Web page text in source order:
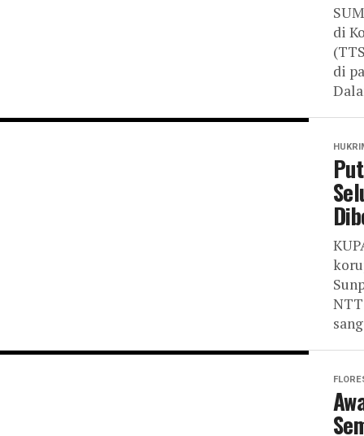
di
di